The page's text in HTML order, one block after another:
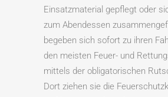
Einsatzmaterial gepflegt oder
zum Abendessen
begeben sich sofort zu ihren
den meisten Feuer- und
mittels der obligatorischen
Dort ziehen sie die